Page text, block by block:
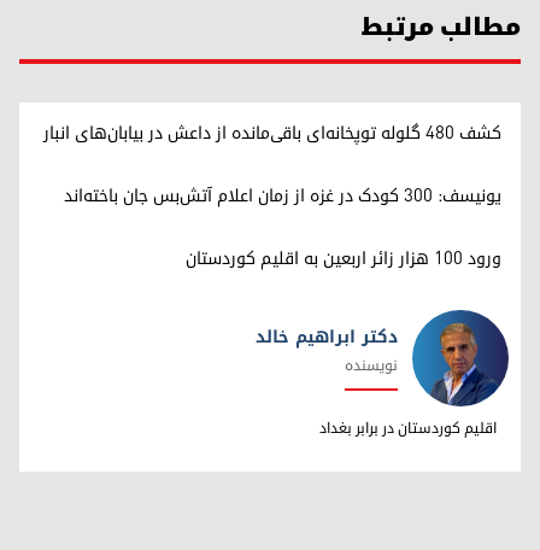
مطالب مرتبط
کشف ۴۸۰ گلوله توپخانه‌ای باقی‌مانده از داعش در بیابان‌های انبار
یونیسف: ۳۰۰ کودک در غزه از زمان اعلام آتش‌بس جان باخته‌اند
ورود ۱۰۰ هزار زائر اربعین به اقلیم کوردستان
دکتر ابراهیم خالد
دکتر ابراهیم خالد
نویسنده
اقلیم کوردستان در برابر بغداد